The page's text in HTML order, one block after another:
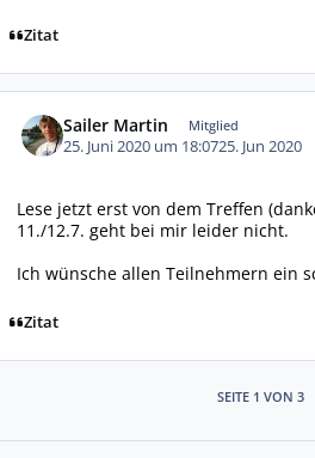
Zitat
Sailer Martin Mitglied
25. Juni 2020 um 18:0725. Jun 2020
Lese jetzt erst von dem Treffen
11./12.7. geht bei mir leider nicht.
Ich wünsche allen Teilnehmern ein
Zitat
SEITE 1 VON 3